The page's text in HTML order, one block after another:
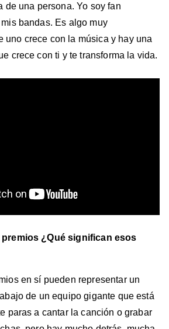
de una persona. Yo soy fan
bandas. Es algo muy
uno crece con la música y hay una
crece con ti y te transforma la vida.
¿Qué significan esos
en sí pueden representar un
de un equipo gigante que está
paras a cantar la canción o grabar